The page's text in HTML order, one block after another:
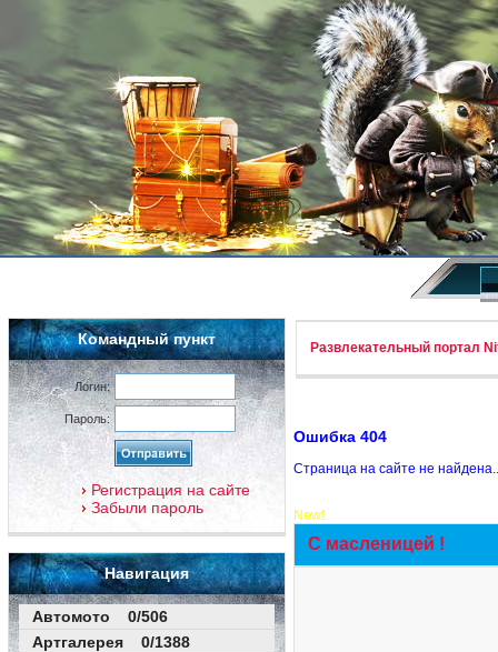
Командный пункт
Логин:
Пароль:
Регистрация на сайте
Забыли пароль
Навигация
Автомото 0/506
Артгалерея 0/1388
Развлекательный портал
Ошибка 404
Страница на сайте не
New!
С масленицей !